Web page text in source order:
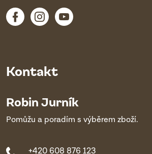
Kontakt
Robin Jurník
Pomůžu a poradím s výběrem zboží.
+420 608 876 123